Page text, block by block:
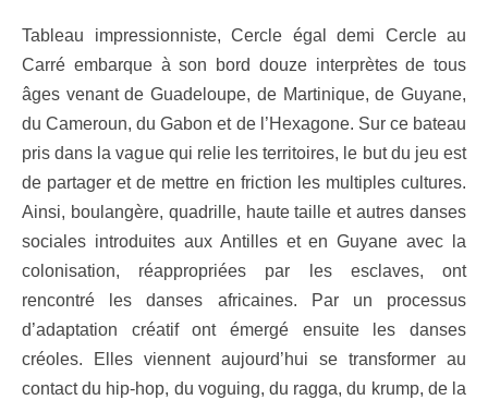
Tableau impressionniste, Cercle égal demi Cercle au
Carré embarque à son bord douze interprètes de tous
âges venant de Guadeloupe, de Martinique, de Guyane,
du Cameroun, du Gabon et de l’Hexagone. Sur ce bateau
pris dans la vague qui relie les territoires, le but du jeu est
de partager et de mettre en friction les multiples cultures.
Ainsi, boulangère, quadrille, haute taille et autres danses
sociales introduites aux Antilles et en Guyane avec la
colonisation, réappropriées par les esclaves, ont
rencontré les danses africaines. Par un processus
d’adaptation créatif ont émergé ensuite les danses
créoles. Elles viennent aujourd’hui se transformer au
contact du hip-hop, du voguing, du ragga, du krump, de la